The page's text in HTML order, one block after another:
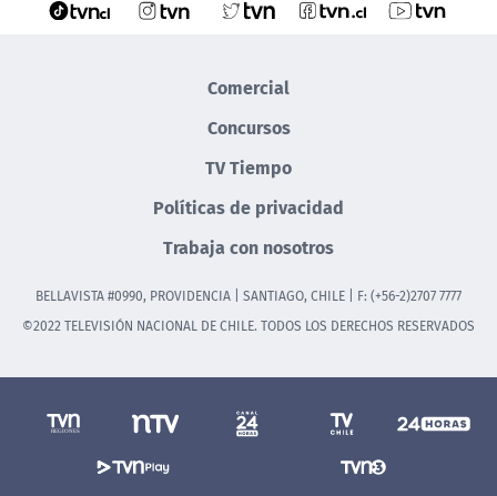
Comercial
Concursos
TV Tiempo
Políticas de privacidad
Trabaja con nosotros
BELLAVISTA #0990, PROVIDENCIA | SANTIAGO, CHILE | F: (+56-2)2707 7777
©2022 TELEVISIÓN NACIONAL DE CHILE. TODOS LOS DERECHOS RESERVADOS